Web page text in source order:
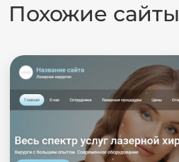
Похожие сайты